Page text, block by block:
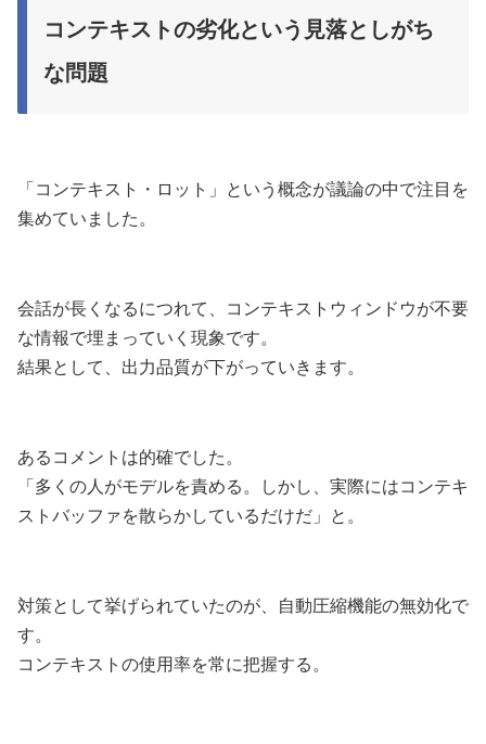
コンテキストの劣化という見落としがち
な問題
「コンテキスト・ロット」という概念が議論の中で注目を
集めていました。
会話が長くなるにつれて、コンテキストウィンドウが不要
な情報で埋まっていく現象です。
結果として、出力品質が下がっていきます。
あるコメントは的確でした。
「多くの人がモデルを責める。しかし、実際にはコンテキ
ストバッファを散らかしているだけだ」と。
対策として挙げられていたのが、自動圧縮機能の無効化で
す。
コンテキストの使用率を常に把握する。